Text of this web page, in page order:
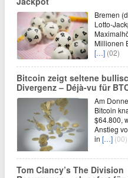
Bremen
Lotto-
Millionen
[…] (02)
Bitcoin zeigt seltene
Divergenz – Déjà-vu für
Am
Bitcoin
$64.800,
Anstieg
in […] (00)
Tom Clancy’s The Division